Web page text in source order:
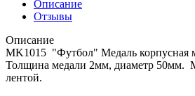
Описание
Отзывы
Описание
MK1015 "Футбол" Медаль корпусная
Толщина медали 2мм, диаметр 50мм.
лентой.